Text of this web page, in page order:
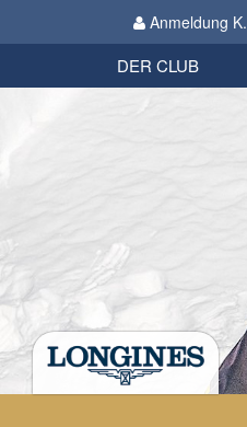
Anmeldung
DER CLUB
Organisation
Biathlon
Impressum